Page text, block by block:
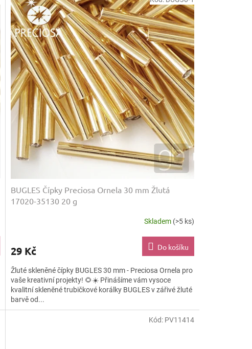
BUGLES Čípky Preciosa Ornela 30 mm Žlutá
17020-35130 20 g
Skladem (>5 ks)
29 Kč Do košíku
Žluté skleněné čípky BUGLES 30 mm - Preciosa Ornela pro
vaše kreativní projekty! 🌻☀️ Přinášíme vám vysoce
kvalitní skleněné trubičkové korálky BUGLES v zářivé žluté
barvě od...
Kód: PV11414